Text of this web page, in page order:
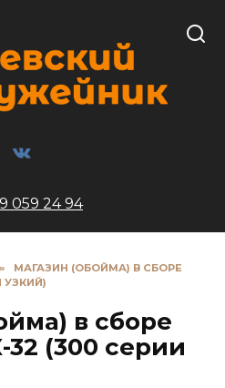
059 24 94
»
МАГАЗИН (ОБОЙМА) В СБОРЕ
УЗКИЙ)
в сборе
(300 серии